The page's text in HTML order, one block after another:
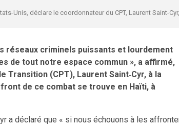
Unis, déclare le coordonnateur du CPT, Laurent Saint-Cyr,
réseaux criminels puissants et lourdement
de tout notre espace commun », a affirmé,
(CPT), Laurent Saint‑Cyr, à la
front de ce combat se trouve en Haïti, à
a déclaré que « si nous échouons à les